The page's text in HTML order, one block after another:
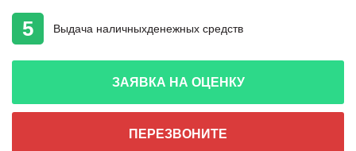
5 Выдача наличныхденежных средств
ЗАЯВКА НА ОЦЕНКУ
ПЕРЕЗВОНИТЕ